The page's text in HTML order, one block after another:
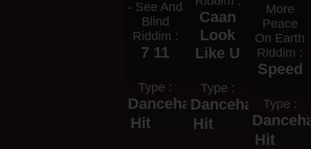
- See And
Blind
Riddim :
7 11
Type :
Dancehall
Hit
Caan
Look
Like U
Type :
Dancehall
Hit
More
Peace
On Earth
Riddim :
Speed
Type :
Hit